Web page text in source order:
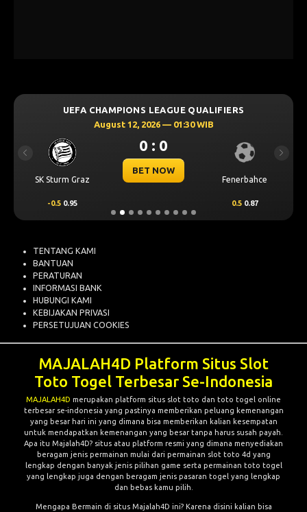
UEFA CHAMPIONS LEAGUE QUALIFIERS
August 12, 2026 — 01:30 WIB
SK Sturm Graz
0 : 0
BET NOW
Fenerbahce
-0.5 0.95 0.5 0.87
Previous Next
TENTANG KAMI
BANTUAN
PERATURAN
INFORMASI BANK
HUBUNGI KAMI
KEBIJAKAN PRIVASI
PERSETUJUAN COOKIES
MAJALAH4D Platform Situs Slot
Toto Togel Terbesar Se-Indonesia
MAJALAH4D merupakan platform situs slot toto dan toto togel online
terbesar se-indonesia yang pastinya memberikan peluang kemenangan
yang besar hari ini yang dimana bisa memberikan kalian kesempatan
untuk mendapatkan kemenangan yang besar tanpa harus susah payah.
Apa itu Majalah4D? situs atau platform resmi yang dimana menyediakan
beragam jenis permainan mulai dari permainan slot toto 4d yang
lengkap dengan banyak jenis pilihan game serta permainan toto togel
yang lengkap juga dengan beragam jenis pasaran togel yang lengkap
dan bebas kamu pilih.
Mengapa Bermain di situs Majalah4D ini? Karena disini kalian bisa